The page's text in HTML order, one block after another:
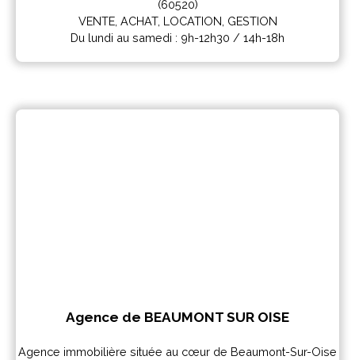
(60520)
VENTE, ACHAT, LOCATION, GESTION
Du lundi au samedi : 9h-12h30 / 14h-18h
Agence de BEAUMONT SUR OISE
Agence immobilière située au cœur de Beaumont-Sur-Oise